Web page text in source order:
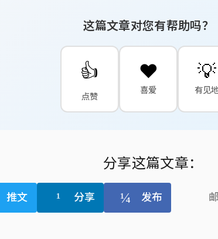
这篇文章对您有帮助吗？
👍
点赞
❤️
喜爱
💡
有见
分享这篇文章：
推文 分享 发布